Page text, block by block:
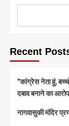
Recent
“कांग्रेस नेता हूं,
दबाव बनाने का आरोप
नागवासुकी मंदिर